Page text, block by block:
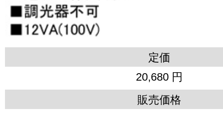
定価
20,680 円
販売価格